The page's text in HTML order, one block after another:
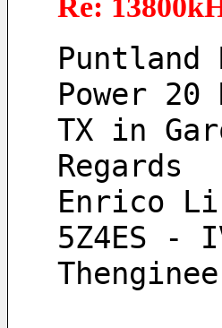
Re:
Puntland
Power 20
TX in
Regards
Enrico Li
5Z4ES -